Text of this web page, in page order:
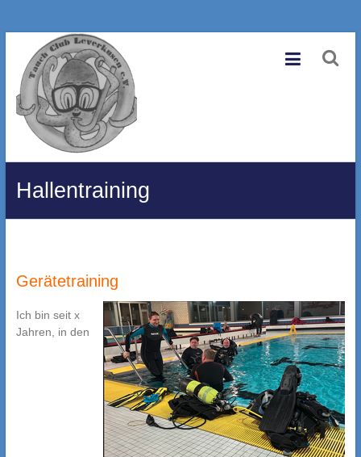
Inhalt
springen
Tauchclub
Leverkusen
e.V.
Eine
Site.
Hallentraining
Gerätetraining
Ich bin seit x
Jahren, in den